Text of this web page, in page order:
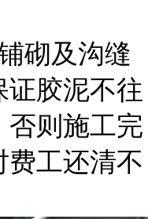
砌及沟缝
胶泥不往
否则施工完
费工还清不